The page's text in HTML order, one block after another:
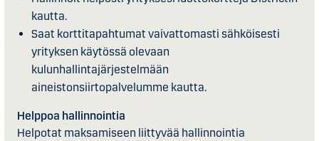
kautta.
Saat korttitapahtumat vaivattomasti sähköisesti
yrityksen käytössä olevaan
kulunhallintajärjestelmään
aineistonsiirtopalvelumme kautta.
Helppoa hallinnointia
Helpotat maksamiseen liittyvää hallinnointia